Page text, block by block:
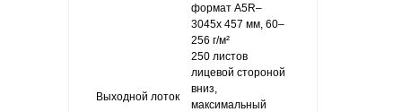
формат A5R–
3045x 457 мм, 60–
256 г/м²
Выходной лоток
250 листов
лицевой стороной
вниз,
максимальный